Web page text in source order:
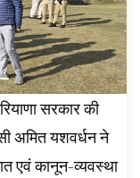
सरकार की
अमित यशवर्धन ने
एवं कानून-व्यवस्था